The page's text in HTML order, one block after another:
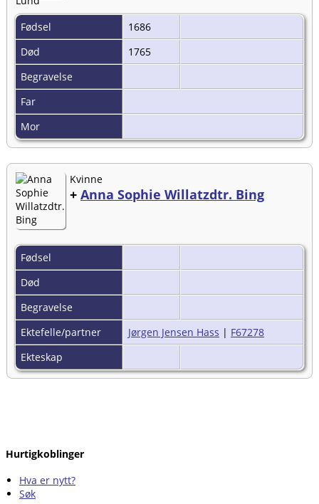
Fødsel
1686
Død
1765
Begravelse
Far
Mor
Kvinne
+ Anna Sophie Willatzdtr. Bing
Fødsel
Død
Begravelse
Ektefelle/partner
Jørgen Jensen Hass | F67278
Ekteskap
Hurtigkoblinger
Hva er nytt?
Søk